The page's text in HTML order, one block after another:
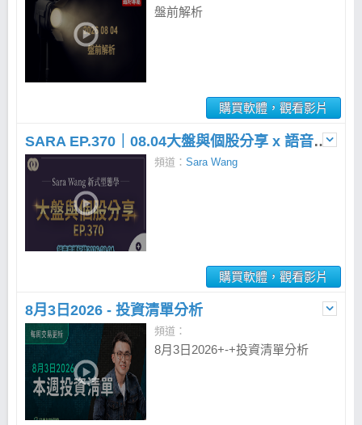
盤前解析
購買軟體，觀看影片
SARA EP.370｜08.04大盤與個股分享 x 語音直播
頻道： Sara Wang
購買軟體，觀看影片
8月3日2026 - 投資清單分析
頻道：
8月3日2026+-+投資清單分析